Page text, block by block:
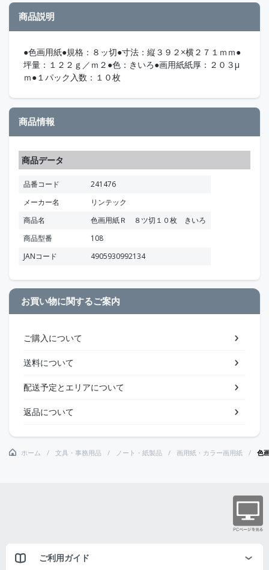
商品説明
●色画用紙●規格：８ッ切●寸法：縦３９２×横２７１ｍｍ●
坪量：１２２ｇ／ｍ２●色：きいろ●画用紙紙厚：２０３μ
ｍ●１パック入数：１０枚
商品情報
商品データ
品番コード
241476
メーカー名
リンテック
商品名
色画用紙Ｒ ８ツ切１０枚 きいろ
商品型番
108
JANコード
4905930992134
お買い物に関するご案内
ご購入について
送料について
配送予定とエリアについて
返品について
ホーム 文具・事務用品 ノート・紙製品 画用紙・カラー画用紙 色
ご利用ガイド